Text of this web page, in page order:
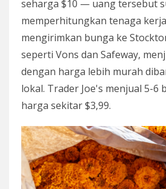
seharga $10 — uang tersebut
memperhitungkan tenaga
mengirimkan bunga ke
seperti Vons dan Safeway,
dengan harga lebih murah
lokal. Trader Joe's menjual 5-6
harga sekitar $3,99.